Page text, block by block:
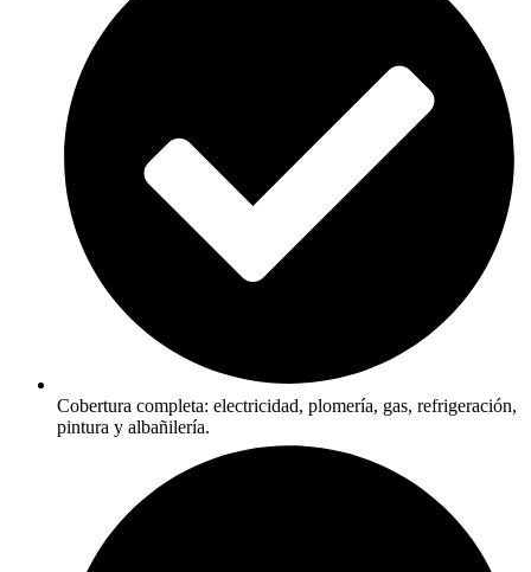
Cobertura completa: electricidad, plomería, gas, refrigeración,
pintura y albañilería.